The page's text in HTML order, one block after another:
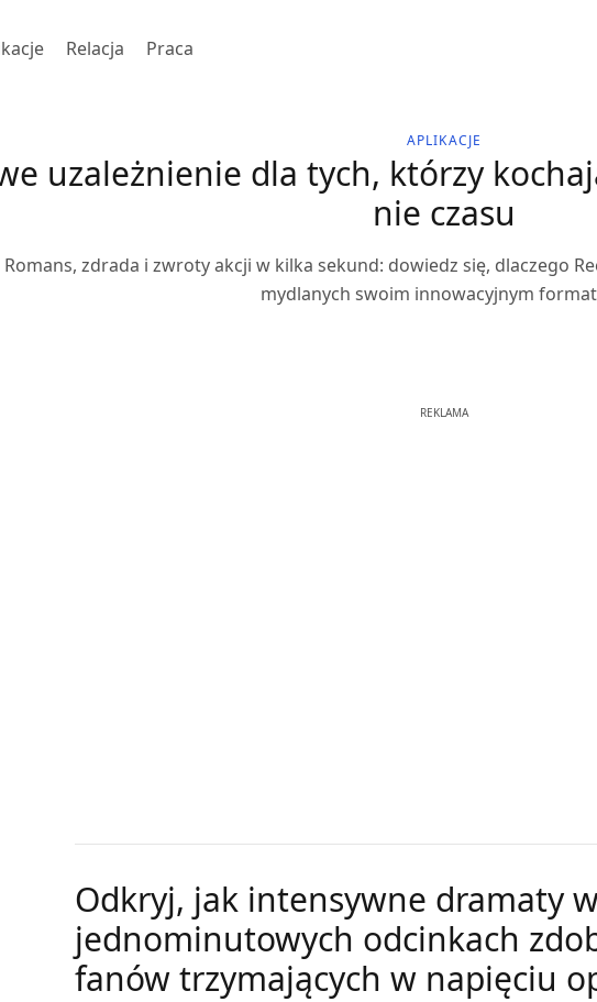
Relacja Praca
APLIKACJE
uzależnienie dla tych, którzy
nie czasu
Romans, zdrada i zwroty akcji w kilka sekund: dowiedz się, dlaczego
mydlanych swoim innowacyjnym
REKLAMA
Odkryj, jak intensywne dramaty
jednominutowych odcinkach
fanów trzymających w napięciu